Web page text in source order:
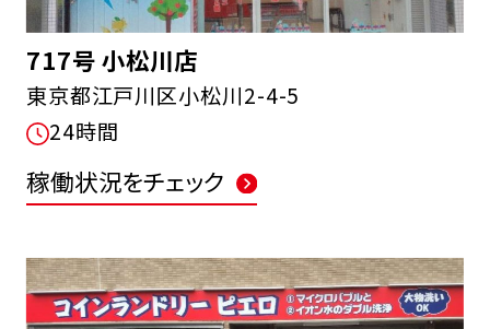
717号 小松川店
東京都江戸川区小松川2-4-5
24時間
稼働状況をチェック